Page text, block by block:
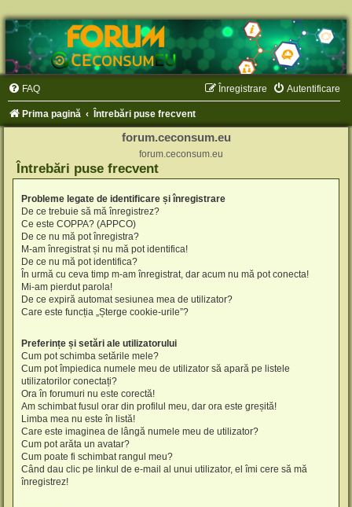
FAQ Autentificare
Înregistrare
Prima pagină Întrebări puse frecvent
forum.ceconsum.eu
forum.ceconsum.eu
Întrebări puse frecvent
Probleme legate de identificare și înregistrare
De ce trebuie să mă înregistrez?
Ce este COPPA? (APPCO)
De ce nu mă pot înregistra?
M-am înregistrat și nu mă pot identifica!
De ce nu mă pot identifica?
În urmă cu ceva timp m-am înregistrat, dar acum nu mă pot conecta!
Mi-am pierdut parola!
De ce expiră automat sesiunea mea de utilizator?
Care este funcția „Șterge cookie-urile”?
Preferințe și setări ale utilizatorului
Cum pot schimba setările mele?
Cum pot împiedica numele meu de utilizator să apară pe listele
utilizatorilor conectați?
Ora în forumuri nu este corectă!
Am schimbat fusul orar din profilul meu, dar ora este greșită!
Limba mea nu este în listă!
Care este imaginea de lângă numele meu de utilizator?
Cum pot arăta un avatar?
Cum poate fi schimbat rangul meu?
Când dau clic pe linkul de e-mail al unui utilizator, el îmi cere să mă
înregistrez!